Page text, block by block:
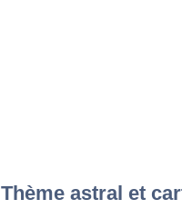
Thème astral et